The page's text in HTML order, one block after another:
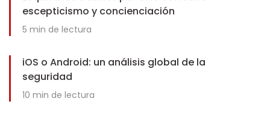
escepticismo y concienciación
5 min de lectura
iOS o Android: un análisis global de la
seguridad
10 min de lectura